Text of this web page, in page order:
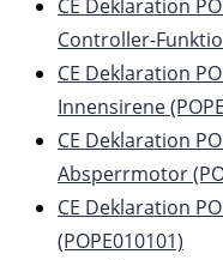
CE Deklaration
Controller-
CE Deklaration
Innensirene
CE Deklaration
Absperrmotor
CE Deklaration
(POPE010101)